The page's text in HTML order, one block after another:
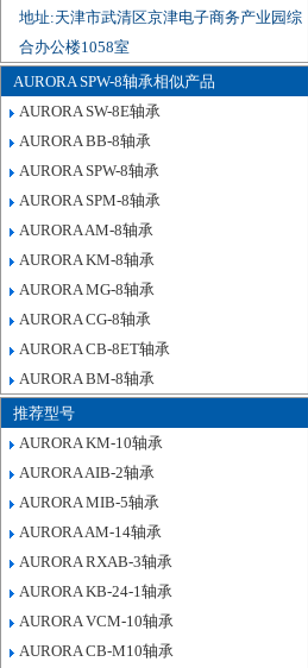
地址:天津市武清区京津电子商务产业园综
合办公楼1058室
AURORA SPW-8轴承相似产品
AURORA SW-8E轴承
AURORA BB-8轴承
AURORA SPW-8轴承
AURORA SPM-8轴承
AURORA AM-8轴承
AURORA KM-8轴承
AURORA MG-8轴承
AURORA CG-8轴承
AURORA CB-8ET轴承
AURORA BM-8轴承
推荐型号
AURORA KM-10轴承
AURORA AIB-2轴承
AURORA MIB-5轴承
AURORA AM-14轴承
AURORA RXAB-3轴承
AURORA KB-24-1轴承
AURORA VCM-10轴承
AURORA CB-M10轴承